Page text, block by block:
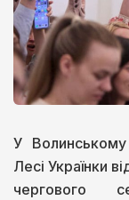
У Волинському
Лесі Українки
чергового